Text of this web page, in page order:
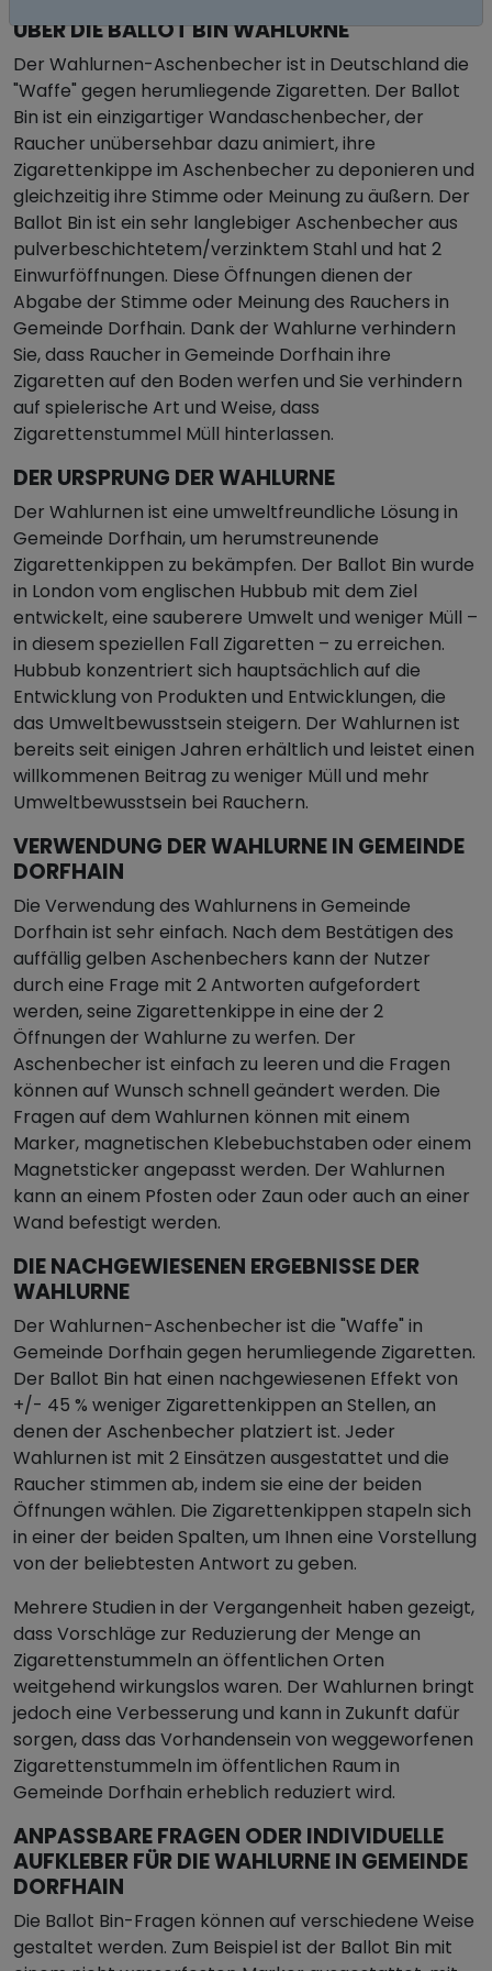
ÜBER DIE BALLOT BIN WAHLURNE
Der Wahlurnen-Aschenbecher ist in Deutschland die
"Waffe" gegen herumliegende Zigaretten. Der Ballot
Bin ist ein einzigartiger Wandaschenbecher, der
Raucher unübersehbar dazu animiert, ihre
Zigarettenkippe im Aschenbecher zu deponieren und
gleichzeitig ihre Stimme oder Meinung zu äußern. Der
Ballot Bin ist ein sehr langlebiger Aschenbecher aus
pulverbeschichtetem/verzinktem Stahl und hat 2
Einwurföffnungen. Diese Öffnungen dienen der
Abgabe der Stimme oder Meinung des Rauchers in
Gemeinde Dorfhain. Dank der Wahlurne verhindern
Sie, dass Raucher in Gemeinde Dorfhain ihre
Zigaretten auf den Boden werfen und Sie verhindern
auf spielerische Art und Weise, dass
Zigarettenstummel Müll hinterlassen.
DER URSPRUNG DER WAHLURNE
Der Wahlurnen ist eine umweltfreundliche Lösung in
Gemeinde Dorfhain, um herumstreunende
Zigarettenkippen zu bekämpfen. Der Ballot Bin wurde
in London vom englischen Hubbub mit dem Ziel
entwickelt, eine sauberere Umwelt und weniger Müll –
in diesem speziellen Fall Zigaretten – zu erreichen.
Hubbub konzentriert sich hauptsächlich auf die
Entwicklung von Produkten und Entwicklungen, die
das Umweltbewusstsein steigern. Der Wahlurnen ist
bereits seit einigen Jahren erhältlich und leistet einen
willkommenen Beitrag zu weniger Müll und mehr
Umweltbewusstsein bei Rauchern.
VERWENDUNG DER WAHLURNE IN GEMEINDE
DORFHAIN
Die Verwendung des Wahlurnens in Gemeinde
Dorfhain ist sehr einfach. Nach dem Bestätigen des
auffällig gelben Aschenbechers kann der Nutzer
durch eine Frage mit 2 Antworten aufgefordert
werden, seine Zigarettenkippe in eine der 2
Öffnungen der Wahlurne zu werfen. Der
Aschenbecher ist einfach zu leeren und die Fragen
können auf Wunsch schnell geändert werden. Die
Fragen auf dem Wahlurnen können mit einem
Marker, magnetischen Klebebuchstaben oder einem
Magnetsticker angepasst werden. Der Wahlurnen
kann an einem Pfosten oder Zaun oder auch an einer
Wand befestigt werden.
DIE NACHGEWIESENEN ERGEBNISSE DER
WAHLURNE
Der Wahlurnen-Aschenbecher ist die "Waffe" in
Gemeinde Dorfhain gegen herumliegende Zigaretten.
Der Ballot Bin hat einen nachgewiesenen Effekt von
+/- 45 % weniger Zigarettenkippen an Stellen, an
denen der Aschenbecher platziert ist. Jeder
Wahlurnen ist mit 2 Einsätzen ausgestattet und die
Raucher stimmen ab, indem sie eine der beiden
Öffnungen wählen. Die Zigarettenkippen stapeln sich
in einer der beiden Spalten, um Ihnen eine Vorstellung
von der beliebtesten Antwort zu geben.
Mehrere Studien in der Vergangenheit haben gezeigt,
dass Vorschläge zur Reduzierung der Menge an
Zigarettenstummeln an öffentlichen Orten
weitgehend wirkungslos waren. Der Wahlurnen bringt
jedoch eine Verbesserung und kann in Zukunft dafür
sorgen, dass das Vorhandensein von weggeworfenen
Zigarettenstummeln im öffentlichen Raum in
Gemeinde Dorfhain erheblich reduziert wird.
ANPASSBARE FRAGEN ODER INDIVIDUELLE
AUFKLEBER FÜR DIE WAHLURNE IN GEMEINDE
DORFHAIN
Die Ballot Bin-Fragen können auf verschiedene Weise
gestaltet werden. Zum Beispiel ist der Ballot Bin mit